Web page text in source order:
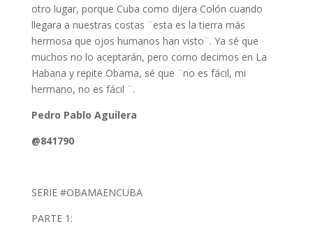
otro lugar, porque Cuba como dijera Colón cuando
llegara a nuestras costas ¨esta es la tierra más
hermosa que ojos humanos han visto¨. Ya sé que
muchos no lo aceptarán, pero como decimos en La
Habana y repite Obama, sé que ¨no es fácil, mi
hermano, no es fácil ¨.
Pedro Pablo Aguilera
@841790
SERIE #OBAMAENCUBA
PARTE 1: